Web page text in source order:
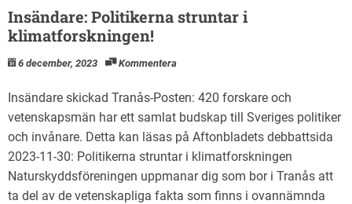
Insändare: Politikerna struntar i
klimatforskningen!
6 december, 2023 Kommentera
Insändare skickad Tranås-Posten: 420 forskare och
vetenskapsmän har ett samlat budskap till Sveriges politiker
och invånare. Detta kan läsas på Aftonbladets debbattsida
2023-11-30: Politikerna struntar i klimatforskningen
Naturskyddsföreningen uppmanar dig som bor i Tranås att
ta del av de vetenskapliga fakta som finns i ovannämnda